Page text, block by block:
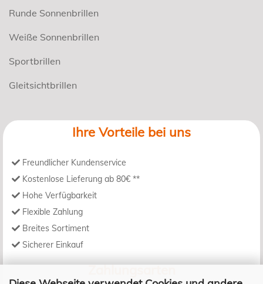
Runde Sonnenbrillen
Weiße Sonnenbrillen
Sportbrillen
Gleitsichtbrillen
Ihre Vorteile bei uns
Freundlicher Kundenservice
Kostenlose Lieferung ab 80€ **
Hohe Verfügbarkeit
Flexible Zahlung
Breites Sortiment
Sicherer Einkauf
Zahlungsarten